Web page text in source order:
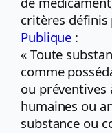
critères définis
Publique :
« Toute
comme
ou préventives
humaines ou
substance ou